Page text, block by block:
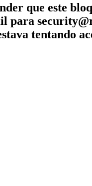
que este
para
tentando